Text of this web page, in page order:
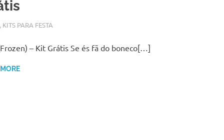
28, 2017
, KITS PARA FESTA
– Kit Grátis Se és fã do boneco[…]